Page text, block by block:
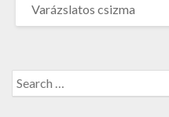
Varázslatos csizma
Search
for: